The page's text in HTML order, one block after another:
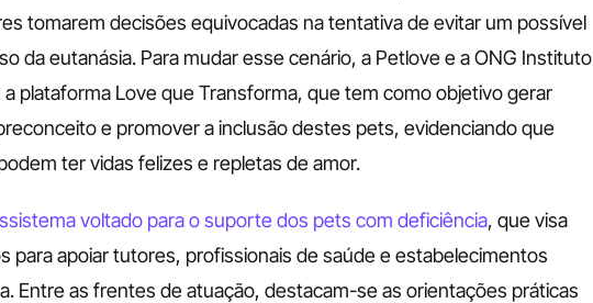
tomarem decisões equivocadas na tentativa de evitar um possível
da eutanásia. Para mudar esse cenário, a Petlove e a ONG Instituto
a plataforma Love que Transforma, que tem como objetivo gerar
e promover a inclusão destes pets, evidenciando que
ter vidas felizes e repletas de amor.
voltado para o suporte dos pets com deficiência, que visa
para apoiar tutores, profissionais de saúde e estabelecimentos
Entre as frentes de atuação, destacam-se as orientações práticas